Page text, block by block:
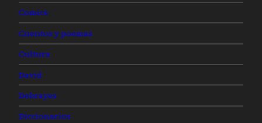
Comics
Cuentos y poemas
Cultura
David
Debrayes
Diccionarios